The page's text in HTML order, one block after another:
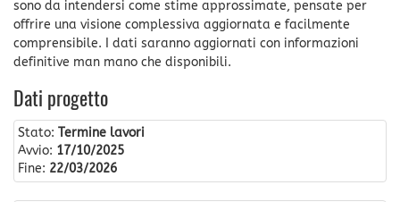
sono da intendersi come stime approssimate, pensate per
offrire una visione complessiva aggiornata e facilmente
comprensibile. I dati saranno aggiornati con informazioni
definitive man mano che disponibili.
Dati progetto
Stato: Termine lavori
Avvio: 17/10/2025
Fine: 22/03/2026